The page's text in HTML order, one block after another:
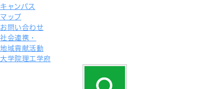
キャンパス
マップ
お問い合わせ
社会連携・
地域貢献活動
大学院理工学府